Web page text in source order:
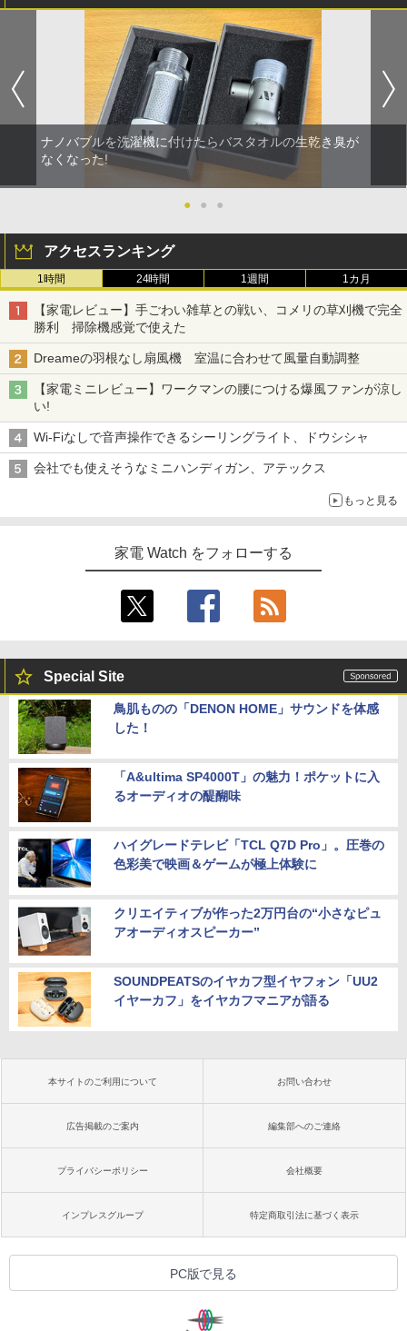
ナノバブルを洗濯機に付けたらバスタオルの生乾き臭が
なくなった!
● ● ●
アクセスランキング
1時間 24時間 1週間 1カ月
【家電レビュー】手ごわい雑草との戦い、コメリの草刈機で完全
勝利 掃除機感覚で使えた
Dreameの羽根なし扇風機 室温に合わせて風量自動調整
【家電ミニレビュー】ワークマンの腰につける爆風ファンが涼し
い!
Wi-Fiなしで音声操作できるシーリングライト、ドウシシャ
会社でも使えそうなミニハンディガン、アテックス
もっと見る
家電 Watch をフォローする
Special Site
鳥肌ものの「DENON HOME」サウンドを体感
した！
「A&ultima SP4000T」の魅力！ポケットに入
るオーディオの醍醐味
ハイグレードテレビ「TCL Q7D Pro」。圧巻の
色彩美で映画＆ゲームが極上体験に
クリエイティブが作った2万円台の“小さなピュ
アオーディオスピーカー”
SOUNDPEATSのイヤカフ型イヤフォン「UU2
イヤーカフ」をイヤカフマニアが語る
本サイトのご利用について お問い合わせ
広告掲載のご案内 編集部へのご連絡
プライバシーポリシー 会社概要
インプレスグループ 特定商取引法に基づく表示
PC版で見る